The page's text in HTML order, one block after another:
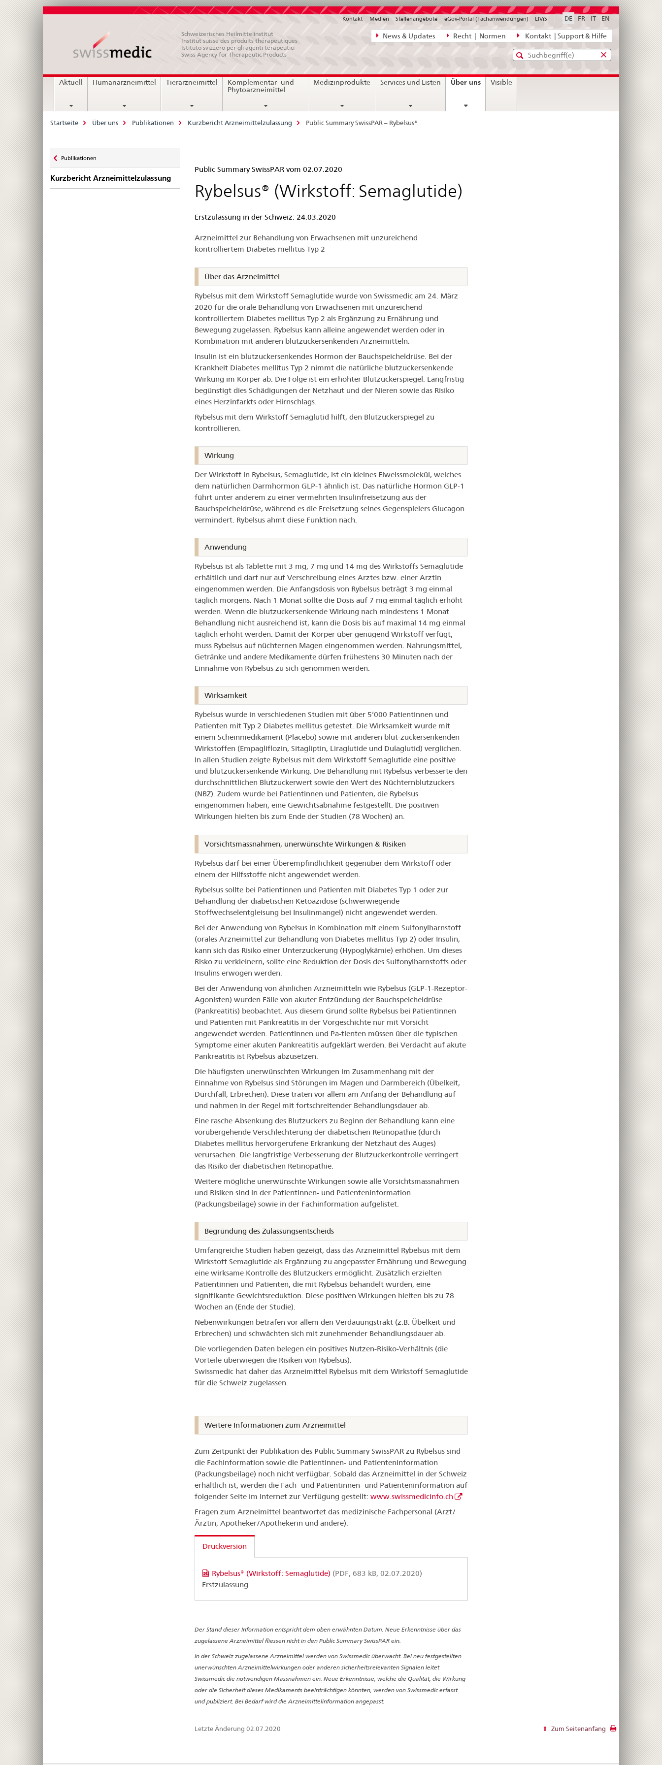
Direktnavigation
News,
Kontakt
News & Updates Recht | Normen Kontakt | Support & Hilfe
DE FR IT EN
Kontakt Medien Stellenangebote eGov-Portal (Fachanwendungen) ElViS
Schweizerisches Heilmittelinstitut
Institut suisse des produits thérapeutiques
Istituto svizzero per gli agenti terapeutici
Swiss Agency for Therapeutic Products
Standard-
Suche
Eingabefenster
diefür
Hauptnavigation
Aktuell Humanarzneimittel Tierarzneimittel
Komplementär- und
Phytoarzneimittel
Medizinprodukte Services und Listen Über unscurrent
Visible
Breadcrumb
Startseite Über uns Publikationen Kurzbericht Arzneimittelzulassung Public Summary SwissPAR – Rybelsus®
zu
Publikationen
Kurzbericht Arzneimittelzulassung
Public
Summary
SwissPAR
Rybelsus®
Public Summary SwissPAR vom 02.07.2020
Rybelsus® (Wirkstoff: Semaglutide)
Erstzulassung in der Schweiz: 24.03.2020
Arzneimittel zur Behandlung von Erwachsenen mit unzureichend
kontrolliertem Diabetes mellitus Typ 2
Über das Arzneimittel
Rybelsus mit dem Wirkstoff Semaglutide wurde von Swissmedic am 24. März
2020 für die orale Behandlung von Erwachsenen mit unzureichend
kontrolliertem Diabetes mellitus Typ 2 als Ergänzung zu Ernährung und
Bewegung zugelassen. Rybelsus kann alleine angewendet werden oder in
Kombination mit anderen blutzuckersenkenden Arzneimitteln.
Insulin ist ein blutzuckersenkendes Hormon der Bauchspeicheldrüse. Bei der
Krankheit Diabetes mellitus Typ 2 nimmt die natürliche blutzuckersenkende
Wirkung im Körper ab. Die Folge ist ein erhöhter Blutzuckerspiegel. Langfristig
begünstigt dies Schädigungen der Netzhaut und der Nieren sowie das Risiko
eines Herzinfarkts oder Hirnschlags.
Rybelsus mit dem Wirkstoff Semaglutid hilft, den Blutzuckerspiegel zu
kontrollieren.
Wirkung
Der Wirkstoff in Rybelsus, Semaglutide, ist ein kleines Eiweissmolekül, welches
dem natürlichen Darmhormon GLP-1 ähnlich ist. Das natürliche Hormon GLP-1
führt unter anderem zu einer vermehrten Insulinfreisetzung aus der
Bauchspeicheldrüse, während es die Freisetzung seines Gegenspielers Glucagon
vermindert. Rybelsus ahmt diese Funktion nach.
Anwendung
Rybelsus ist als Tablette mit 3 mg, 7 mg und 14 mg des Wirkstoffs Semaglutide
erhältlich und darf nur auf Verschreibung eines Arztes bzw. einer Ärztin
eingenommen werden. Die Anfangsdosis von Rybelsus beträgt 3 mg einmal
täglich morgens. Nach 1 Monat sollte die Dosis auf 7 mg einmal täglich erhöht
werden. Wenn die blutzuckersenkende Wirkung nach mindestens 1 Monat
Behandlung nicht ausreichend ist, kann die Dosis bis auf maximal 14 mg einmal
täglich erhöht werden. Damit der Körper über genügend Wirkstoff verfügt,
muss Rybelsus auf nüchternen Magen eingenommen werden. Nahrungsmittel,
Getränke und andere Medikamente dürfen frühestens 30 Minuten nach der
Einnahme von Rybelsus zu sich genommen werden.
Wirksamkeit
Rybelsus wurde in verschiedenen Studien mit über 5‘000 Patientinnen und
Patienten mit Typ 2 Diabetes mellitus getestet. Die Wirksamkeit wurde mit
einem Scheinmedikament (Placebo) sowie mit anderen blut-zuckersenkenden
Wirkstoffen (Empagliflozin, Sitagliptin, Liraglutide und Dulaglutid) verglichen.
In allen Studien zeigte Rybelsus mit dem Wirkstoff Semaglutide eine positive
und blutzuckersenkende Wirkung. Die Behandlung mit Rybelsus verbesserte den
durchschnittlichen Blutzuckerwert sowie den Wert des Nüchternblutzuckers
(NBZ). Zudem wurde bei Patientinnen und Patienten, die Rybelsus
eingenommen haben, eine Gewichtsabnahme festgestellt. Die positiven
Wirkungen hielten bis zum Ende der Studien (78 Wochen) an.
Vorsichtsmassnahmen, unerwünschte Wirkungen & Risiken
Rybelsus darf bei einer Überempfindlichkeit gegenüber dem Wirkstoff oder
einem der Hilfsstoffe nicht angewendet werden.
Rybelsus sollte bei Patientinnen und Patienten mit Diabetes Typ 1 oder zur
Behandlung der diabetischen Ketoazidose (schwerwiegende
Stoffwechselentgleisung bei Insulinmangel) nicht angewendet werden.
Bei der Anwendung von Rybelsus in Kombination mit einem Sulfonylharnstoff
(orales Arzneimittel zur Behandlung von Diabetes mellitus Typ 2) oder Insulin,
kann sich das Risiko einer Unterzuckerung (Hypoglykämie) erhöhen. Um dieses
Risko zu verkleinern, sollte eine Reduktion der Dosis des Sulfonylharnstoffs oder
Insulins erwogen werden.
Bei der Anwendung von ähnlichen Arzneimitteln wie Rybelsus (GLP-1-Rezeptor-
Agonisten) wurden Fälle von akuter Entzündung der Bauchspeicheldrüse
(Pankreatitis) beobachtet. Aus diesem Grund sollte Rybelsus bei Patientinnen
und Patienten mit Pankreatitis in der Vorgeschichte nur mit Vorsicht
angewendet werden. Patientinnen und Pa-tienten müssen über die typischen
Symptome einer akuten Pankreatitis aufgeklärt werden. Bei Verdacht auf akute
Pankreatitis ist Rybelsus abzusetzen.
Die häufigsten unerwünschten Wirkungen im Zusammenhang mit der
Einnahme von Rybelsus sind Störungen im Magen und Darmbereich (Übelkeit,
Durchfall, Erbrechen). Diese traten vor allem am Anfang der Behandlung auf
und nahmen in der Regel mit fortschreitender Behandlungsdauer ab.
Eine rasche Absenkung des Blutzuckers zu Beginn der Behandlung kann eine
vorübergehende Verschlechterung der diabetischen Retinopathie (durch
Diabetes mellitus hervorgerufene Erkrankung der Netzhaut des Auges)
verursachen. Die langfristige Verbesserung der Blutzuckerkontrolle verringert
das Risiko der diabetischen Retinopathie.
Weitere mögliche unerwünschte Wirkungen sowie alle Vorsichtsmassnahmen
und Risiken sind in der Patientinnen- und Patienteninformation
(Packungsbeilage) sowie in der Fachinformation aufgelistet.
Begründung des Zulassungsentscheids
Umfangreiche Studien haben gezeigt, dass das Arzneimittel Rybelsus mit dem
Wirkstoff Semaglutide als Ergänzung zu angepasster Ernährung und Bewegung
eine wirksame Kontrolle des Blutzuckers ermöglicht. Zusätzlich erzielten
Patientinnen und Patienten, die mit Rybelsus behandelt wurden, eine
signifikante Gewichtsreduktion. Diese positiven Wirkungen hielten bis zu 78
Wochen an (Ende der Studie).
Nebenwirkungen betrafen vor allem den Verdauungstrakt (z.B. Übelkeit und
Erbrechen) und schwächten sich mit zunehmender Behandlungsdauer ab.
Die vorliegenden Daten belegen ein positives Nutzen-Risiko-Verhältnis (die
Vorteile überwiegen die Risiken von Rybelsus).
Swissmedic hat daher das Arzneimittel Rybelsus mit dem Wirkstoff Semaglutide
für die Schweiz zugelassen.
Weitere Informationen zum Arzneimittel
Zum Zeitpunkt der Publikation des Public Summary SwissPAR zu Rybelsus sind
die Fachinformation sowie die Patientinnen- und Patienteninformation
(Packungsbeilage) noch nicht verfügbar. Sobald das Arzneimittel in der Schweiz
erhältlich ist, werden die Fach- und Patientinnen- und Patienteninformation auf
folgender Seite im Internet zur Verfügung gestellt: www.swissmedicinfo.ch
Fragen zum Arzneimittel beantwortet das medizinische Fachpersonal (Arzt/
Ärztin, Apotheker/Apothekerin und andere).
Druckversion
Rybelsus® (Wirkstoff: Semaglutide) (PDF, 683 kB, 02.07.2020)
Erstzulassung
Der Stand dieser Information entspricht dem oben erwähnten Datum. Neue Erkenntnisse über das
zugelassene Arzneimittel fliessen nicht in den Public Summary SwissPAR ein.
In der Schweiz zugelassene Arzneimittel werden von Swissmedic überwacht. Bei neu festgestellten
unerwünschten Arzneimittelwirkungen oder anderen sicherheitsrelevanten Signalen leitet
Swissmedic die notwendigen Massnahmen ein. Neue Erkenntnisse, welche die Qualität, die Wirkung
oder die Sicherheit dieses Medikaments beeinträchtigen könnten, werden von Swissmedic erfasst
und publiziert. Bei Bedarf wird die Arzneimittelinformation angepasst.
Letzte Änderung 02.07.2020 Zum Seitenanfang